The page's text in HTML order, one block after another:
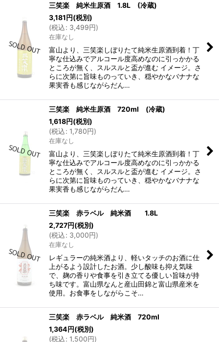
三笑楽 純米生原酒 1.8L (冷蔵)
3,181円(税別)
(税込: 3,499円)
在庫なし
富山より、三笑楽しぼりたて純米生原酒到着！丁
寧な仕込みでアルコール度高めなのに引っかかる
ところが無く、スルスルと盃が進む イメージ。さ
らに次第に旨味ものっていき、穏やかなバナナな
果実香も感じながらだん…
三笑楽 純米生原酒 720ml (冷蔵)
1,618円(税別)
(税込: 1,780円)
在庫なし
富山より、三笑楽しぼりたて純米生原酒到着！丁
寧な仕込みでアルコール度高めなのに引っかかる
ところが無く、スルスルと盃が進む イメージ。さ
らに次第に旨味ものっていき、穏やかなバナナな
果実香も感じながらだん…
三笑楽 赤ラベル 純米酒 1.8L
2,727円(税別)
(税込: 3,000円)
在庫なし
レギュラーの純米酒より、軽いタッチのお酒に仕
上がるよう設計したお酒。少し酸味も抑え気味
で、麹の香りや食事を引き立てる優しい旨味が持
ち味です。富山県なんと産山田錦と富山県産米を
使用。お食事をしながらこそ…
三笑楽 赤ラベル 純米酒 720ml
1,364円(税別)
(税込: 1,500円)